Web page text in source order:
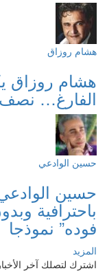
هشام روزاق
هشام روزاق
الفارغ… نصف
حسين الوادعي
حسين
باحترافية
فوده” نموذجا
المزيد
اشترك لتصلك آخر